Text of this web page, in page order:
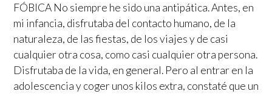
FÓBICA No siempre he sido una antipática. Antes, en
mi infancia, disfrutaba del contacto humano, de la
naturaleza, de las fiestas, de los viajes y de casi
cualquier otra cosa, como casi cualquier otra persona.
Disfrutaba de la vida, en general. Pero al entrar en la
adolescencia y coger unos kilos extra, constaté que un